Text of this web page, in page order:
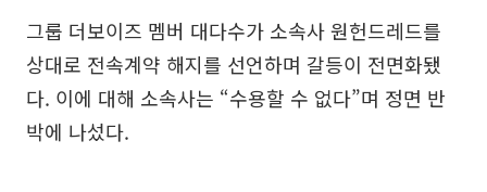
그룹 더보이즈 멤버 대다수가 소속사 원헌드레드를
상대로 전속계약 해지를 선언하며 갈등이 전면화됐
다. 이에 대해 소속사는 “수용할 수 없다”며 정면 반
박에 나섰다.